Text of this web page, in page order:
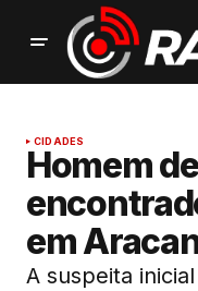
CIDADES
Homem
em
A suspeita